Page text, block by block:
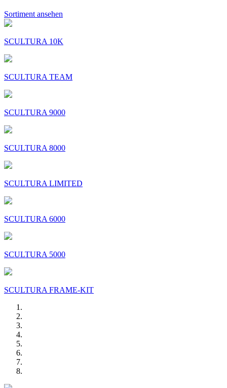
Sortiment ansehen
SCULTURA 10K
SCULTURA TEAM
SCULTURA 9000
SCULTURA 8000
SCULTURA LIMITED
SCULTURA 6000
SCULTURA 5000
SCULTURA FRAME-KIT